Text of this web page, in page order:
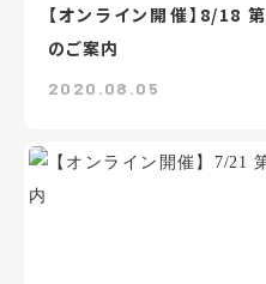
【オンライン開催】8/
のご案内
2020.08.05